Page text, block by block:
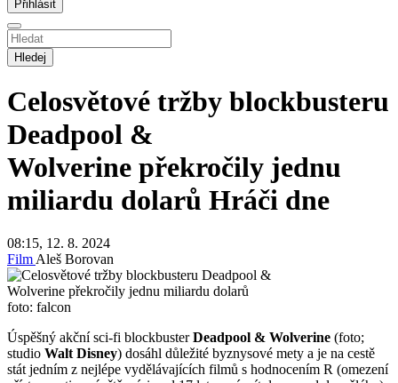
Hledej
Celosvětové tržby blockbusteru
Deadpool &
Wolverine překročily jednu
miliardu dolarů Hráči dne
08:15, 12. 8. 2024
FilmAleš Borovan
foto: falcon
Úspěšný akční sci-fi blockbusterDeadpool & Wolverine (foto;
studio Walt Disney) dosáhl důležité byznysové mety a je na cestě
stát jedním z nejlépe vydělávajících filmů s hodnocením R (omezení